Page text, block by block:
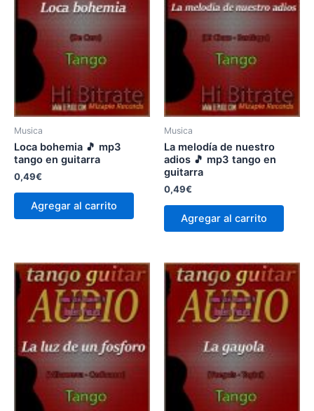
Musica
Loca bohemia 🎵 mp3
tango en guitarra
0,49€
Agregar al carrito
Musica
La melodía de nuestro
adios 🎵 mp3 tango en
guitarra
0,49€
Agregar al carrito